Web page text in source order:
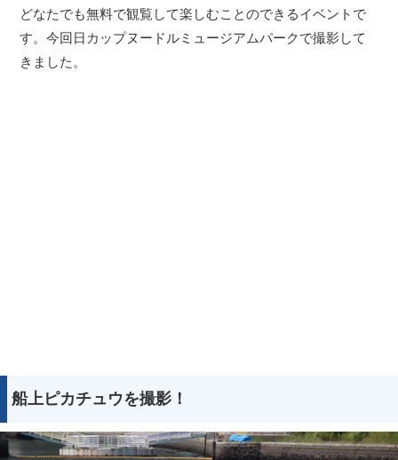
どなたでも無料で観覧して楽しむことのできるイベントで
す。今回日カップヌードルミュージアムパークで撮影して
きました。
船上ピカチュウを撮影！